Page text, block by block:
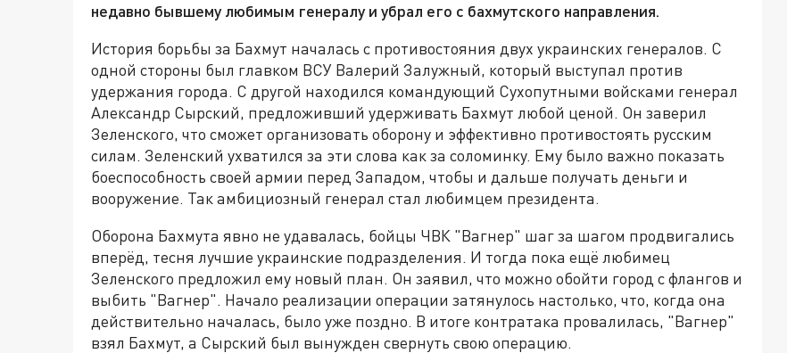
недавно бывшему любимым генералу и убрал его с бахмутского направления.
История борьбы за Бахмут началась с противостояния двух украинских генералов. С
одной стороны был главком ВСУ Валерий Залужный, который выступал против
удержания города. С другой находился командующий Сухопутными войсками генерал
Александр Сырский, предложивший удерживать Бахмут любой ценой. Он заверил
Зеленского, что сможет организовать оборону и эффективно противостоять русским
силам. Зеленский ухватился за эти слова как за соломинку. Ему было важно показать
боеспособность своей армии перед Западом, чтобы и дальше получать деньги и
вооружение. Так амбициозный генерал стал любимцем президента.
Оборона Бахмута явно не удавалась, бойцы ЧВК "Вагнер" шаг за шагом продвигались
вперёд, тесня лучшие украинские подразделения. И тогда пока ещё любимец
Зеленского предложил ему новый план. Он заявил, что можно обойти город с флангов и
выбить "Вагнер". Начало реализации операции затянулось настолько, что, когда она
действительно началась, было уже поздно. В итоге контратака провалилась, "Вагнер"
взял Бахмут, а Сырский был вынужден свернуть свою операцию.